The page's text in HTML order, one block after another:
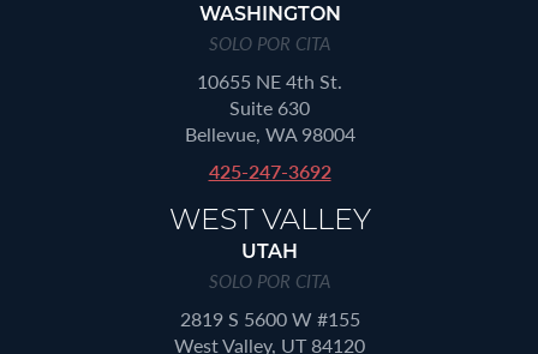
WASHINGTON
SOLO POR CITA
10655 NE 4th St.
Suite 630
Bellevue, WA 98004
425-247-3692
WEST VALLEY
UTAH
SOLO POR CITA
2819 S 5600 W #155
West Valley, UT 84120